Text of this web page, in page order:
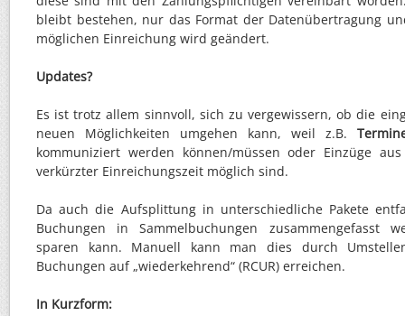
bleibt bestehen, nur das Format der Datenübertragung
möglichen Einreichung wird geändert.
Updates?
Es ist trotz allem sinnvoll, sich zu vergewissern, ob die
neuen Möglichkeiten umgehen kann, weil z.B.
kommuniziert werden können/müssen oder Einzüge
verkürzter Einreichungszeit möglich sind.
Da auch die Aufsplittung in unterschiedliche Pakete
Buchungen in Sammelbuchungen zusammengefasst
sparen kann. Manuell kann man dies durch
Buchungen auf „wiederkehrend“ (RCUR) erreichen.
In Kurzform: